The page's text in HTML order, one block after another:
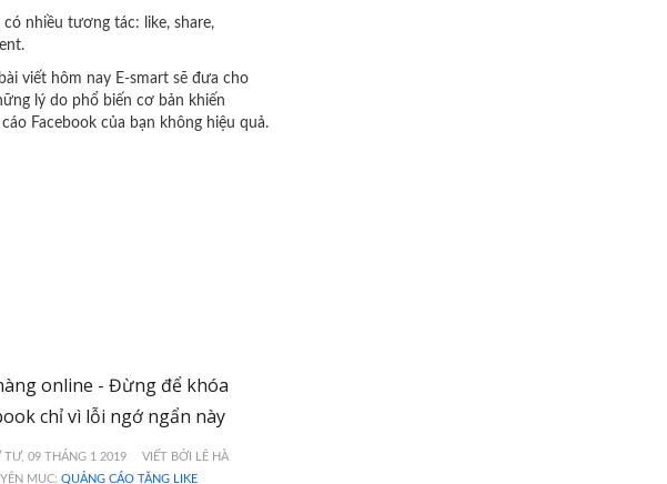
có nhiều tương tác: like, share,
bài viết hôm nay E-smart sẽ đưa cho
lý do phổ biến cơ bản khiến
Facebook của bạn không hiệu quả.
online - Đừng để khóa
chỉ vì lỗi ngớ ngẩn này
TƯ, 09 THÁNG 1 2019
VIẾT BỞI LÊ HÀ
MỤC: QUẢNG CÁO TĂNG LIKE